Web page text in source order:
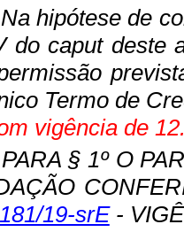
hipótese de
do caput deste
Termo de
vigência de
§ 1º O
19-srE-